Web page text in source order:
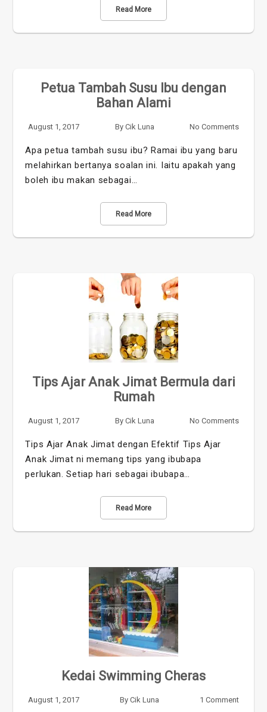
Read More
Petua Tambah Susu Ibu dengan
Bahan Alami
August 1, 2017 By Cik Luna No Comments
Apa petua tambah susu ibu? Ramai ibu yang baru
melahirkan bertanya soalan ini. Iaitu apakah yang
boleh ibu makan sebagai…
Read More
Tips Ajar Anak Jimat Bermula dari
Rumah
August 1, 2017 By Cik Luna No Comments
Tips Ajar Anak Jimat dengan Efektif Tips Ajar
Anak Jimat ni memang tips yang ibubapa
perlukan. Setiap hari sebagai ibubapa…
Read More
Kedai Swimming Cheras
August 1, 2017 By Cik Luna 1 Comment